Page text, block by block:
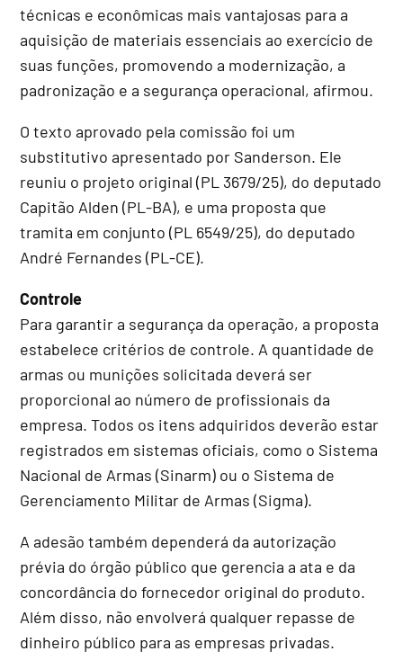
técnicas e econômicas mais vantajosas para a
aquisição de materiais essenciais ao exercício de
suas funções, promovendo a modernização, a
padronização e a segurança operacional, afirmou.
O texto aprovado pela comissão foi um
substitutivo apresentado por Sanderson. Ele
reuniu o projeto original (PL 3679/25), do deputado
Capitão Alden (PL-BA), e uma proposta que
tramita em conjunto (PL 6549/25), do deputado
André Fernandes (PL-CE).
Controle
Para garantir a segurança da operação, a proposta
estabelece critérios de controle. A quantidade de
armas ou munições solicitada deverá ser
proporcional ao número de profissionais da
empresa. Todos os itens adquiridos deverão estar
registrados em sistemas oficiais, como o Sistema
Nacional de Armas (Sinarm) ou o Sistema de
Gerenciamento Militar de Armas (Sigma).
A adesão também dependerá da autorização
prévia do órgão público que gerencia a ata e da
concordância do fornecedor original do produto.
Além disso, não envolverá qualquer repasse de
dinheiro público para as empresas privadas.